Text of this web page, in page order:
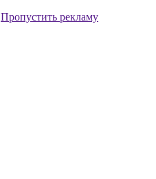
Пропустить рекламу